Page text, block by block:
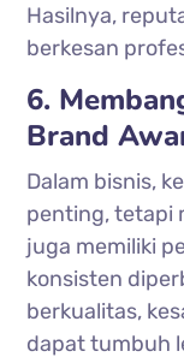
Hasilnya,
berkesan
6.
Brand
Dalam bisnis,
penting, tetapi
juga memiliki
konsisten
berkualitas,
dapat tumbuh